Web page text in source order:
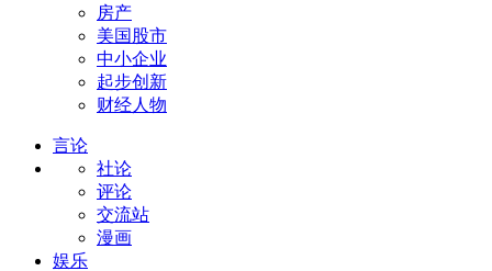
房产
美国股市
中小企业
起步创新
财经人物
言论
社论
评论
交流站
漫画
娱乐